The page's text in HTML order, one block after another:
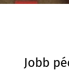
Jobb